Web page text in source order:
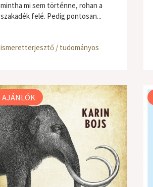
mintha mi sem történne, rohan a
szakadék felé. Pedig pontosan...
ismeretterjesztő / tudományos
AJÁNLÓK